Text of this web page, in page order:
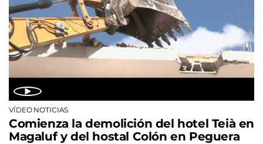
VÍDEO NOTICIAS
Comienza la demolición del hotel Teià en
Magaluf y del hostal Colón en Peguera